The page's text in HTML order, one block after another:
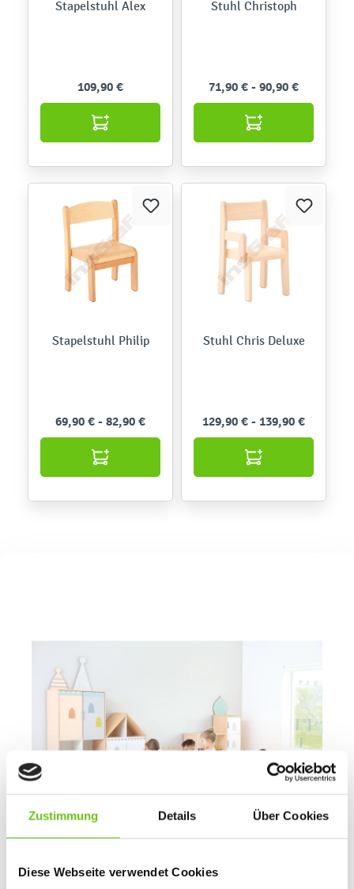
Zustimmung Details Über Cookies
Diese Webseite verwendet Cookies
Stapelstuhl Alex
109,90 €
Stuhl Christoph
71,90 € - 90,90 €
Stapelstuhl Philip
69,90 € - 82,90 €
Stuhl Chris Deluxe
129,90 € - 139,90 €